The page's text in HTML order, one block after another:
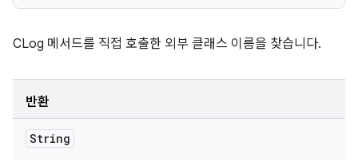
CLog 메서드를 직접 호출한 외부 클래스 이름을 찾습니다.
반환
String